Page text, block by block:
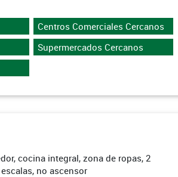
Centros Comerciales Cercanos
Supermercados Cercanos
cocina integral, zona de ropas, 2
no ascensor